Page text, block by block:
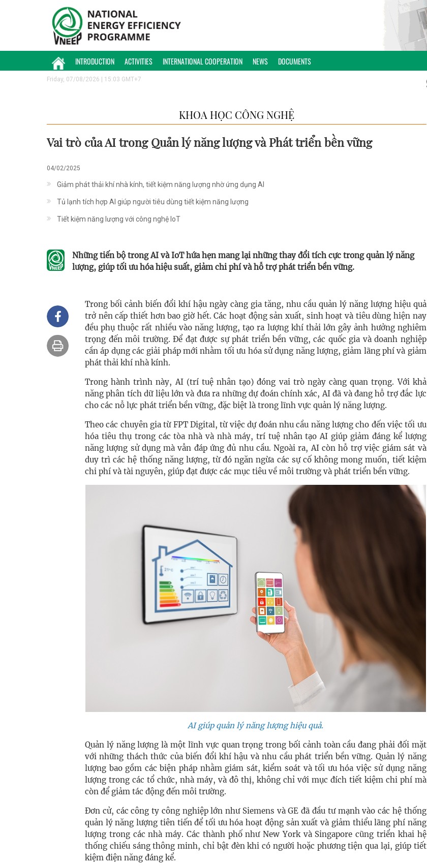
INTRODUCTION ACTIVITIES INTERNATIONAL COOPERATION NEWS DOCUMENTS
Friday, 07/08/2026 | 15:03 GMT+7
KHOA HỌC CÔNG NGHỆ
Vai trò của AI trong Quản lý năng lượng và Phát triển bền vững
04/02/2025
Giảm phát thải khí nhà kính, tiết kiệm năng lượng nhờ ứng dụng AI
Tủ lạnh tích hợp AI giúp người tiêu dùng tiết kiệm năng lượng
Tiết kiệm năng lượng với công nghệ IoT
Những tiến bộ trong AI và IoT hứa hẹn mang lại những thay đổi tích cực trong quản lý năng
lượng, giúp tối ưu hóa hiệu suất, giảm chi phí và hỗ trợ phát triển bền vững.
Trong bối cảnh biến đổi khí hậu ngày càng gia tăng, nhu cầu quản lý năng lượng hiệu quả
trở nên cấp thiết hơn bao giờ hết. Các hoạt động sản xuất, sinh hoạt và tiêu dùng hiện nay
đều phụ thuộc rất nhiều vào năng lượng, tạo ra lượng khí thải lớn gây ảnh hưởng nghiêm
trọng đến môi trường. Để đạt được sự phát triển bền vững, các quốc gia và doanh nghiệp
cần áp dụng các giải pháp mới nhằm tối ưu hóa sử dụng năng lượng, giảm lãng phí và giảm
phát thải khí nhà kính.
Trong hành trình này, AI (trí tuệ nhân tạo) đóng vai trò ngày càng quan trọng. Với khả
năng phân tích dữ liệu lớn và đưa ra những dự đoán chính xác, AI đã và đang hỗ trợ đắc lực
cho các nỗ lực phát triển bền vững, đặc biệt là trong lĩnh vực quản lý năng lượng.
Theo các chuyên gia từ FPT Digital, từ việc dự đoán nhu cầu năng lượng cho đến việc tối ưu
hóa tiêu thụ trong các tòa nhà và nhà máy, trí tuệ nhân tạo AI giúp giảm đáng kể lượng
năng lượng sử dụng mà vẫn đáp ứng đủ nhu cầu. Ngoài ra, AI còn hỗ trợ việc giám sát và
duy trì các hệ thống năng lượng, từ đó ngăn ngừa các sự cố không mong muốn, tiết kiệm
chi phí và tài nguyên, giúp đạt được các mục tiêu về môi trường và phát triển bền vững.
AI giúp quản lý năng lượng hiệu quả.
Quản lý năng lượng là một lĩnh vực quan trọng trong bối cảnh toàn cầu đang phải đối mặt
với những thách thức của biến đổi khí hậu và nhu cầu phát triển bền vững. Quản lý năng
lượng bao gồm các biện pháp nhằm giám sát, kiểm soát và tối ưu hóa việc sử dụng năng
lượng trong các tổ chức, nhà máy, và đô thị, không chỉ với mục đích tiết kiệm chi phí mà
còn để giảm tác động đến môi trường.
Đơn cử, các công ty công nghiệp lớn như Siemens và GE đã đầu tư mạnh vào các hệ thống
quản lý năng lượng tiên tiến để tối ưu hóa hoạt động sản xuất và giảm thiểu lãng phí năng
lượng trong các nhà máy. Các thành phố như New York và Singapore cũng triển khai hệ
thống chiếu sáng thông minh, chỉ bật đèn khi có người hoặc phương tiện qua lại, giúp tiết
kiệm điện năng đáng kể.